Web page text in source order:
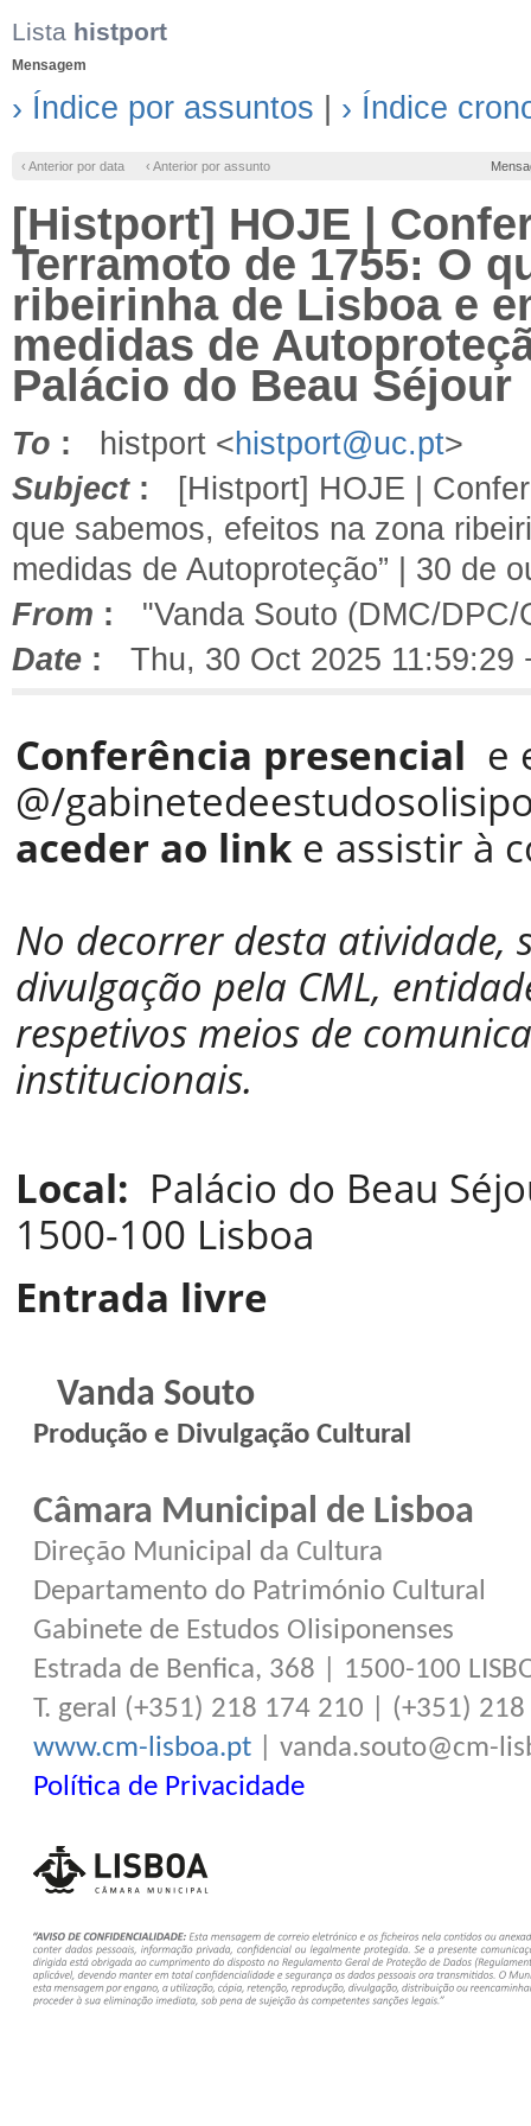
Lista histport
Mensagem
› Índice por assuntos › Índice
‹ Anterior por data ‹ Anterior por assunto
[Histport] HOJE |
Terramoto de 1755: O
ribeirinha de Lisboa e
medidas de
Palácio do Beau Séjour
To : histport <histport@uc.pt>
Subject: [Histport] HOJE |
que sabemos, efeitos na zona
medidas de Autoproteção” | 30 de
From : "Vanda Souto (DMC/DPC/
Date : Thu, 30 Oct 2025 11:59:29
Conferência presencial e
@/
aceder ao linke assistir à
No decorrer desta atividade,
divulgação pela CML,
respetivos meios de
institucionais.
Local: Palácio do Beau
1500-100 Lisboa
Entrada livre
Vanda Souto
Produção e Divulgação Cultural
Câmara Municipal de Lisboa
Direção Municipal da Cultura
Departamento do Património Cultural
Gabinete de Estudos Olisiponenses
Estrada de Benfica, 368 | 1500-100
T. geral (+351) 218 174 210 | (+351)
www.cm-lisboa.pt | vanda.souto@cm-
Política de Privacidade